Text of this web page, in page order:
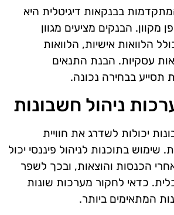
בבנקאות דיגיטלית היא
מקוון. הבנקים מציעים מגוון
הלוואות אישיות, הלוואות
עסקיות. הבנת התנאים
תסייע בבחירה נכונה.
ניהול חשבונות
יכולות לשדרג את חוויית
שימוש בתוכנות לניהול פיננסי יכול
הכנסות והוצאות, ובכך לשפר
כדאי לחקור מערכות שונות
המתאימים ביותר.